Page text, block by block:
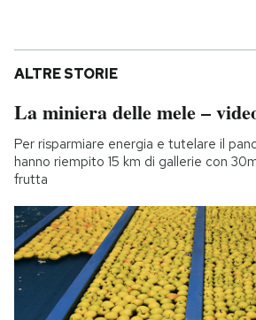
ALTRE STORIE
La miniera delle mele –
Per risparmiare energia e tutelare il
hanno riempito 15 km di gallerie con
frutta